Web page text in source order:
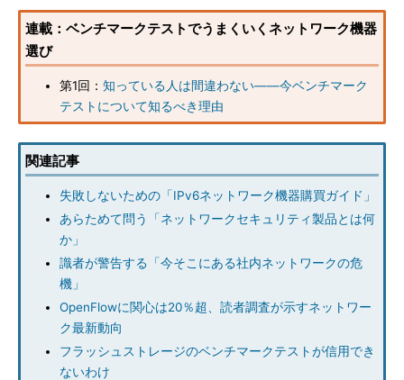
連載：ベンチマークテストでうまくいくネットワーク機器
選び
第1回： 知っている人は間違わない――今ベンチマーク
テストについて知るべき理由
関連記事
失敗しないための「IPv6ネットワーク機器購買ガイド」
あらためて問う「ネットワークセキュリティ製品とは何
か」
識者が警告する「今そこにある社内ネットワークの危
機」
OpenFlowに関心は20％超、読者調査が示すネットワー
ク最新動向
フラッシュストレージのベンチマークテストが信用でき
ないわけ